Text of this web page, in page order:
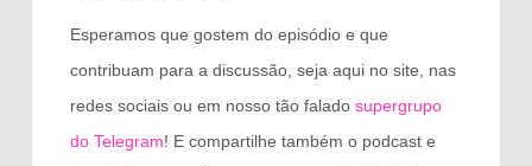
Esperamos que gostem do episódio e que
contribuam para a discussão, seja aqui no site, nas
redes sociais ou em nosso tão falado supergrupo
do Telegram! E compartilhe também o podcast e